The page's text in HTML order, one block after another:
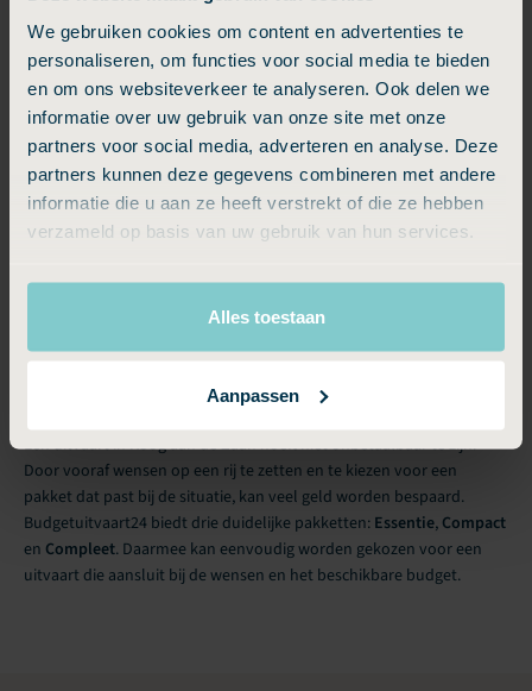
We gebruiken cookies om content en advertenties te
personaliseren, om functies voor social media te bieden
en om ons websiteverkeer te analyseren. Ook delen we
informatie over uw gebruik van onze site met onze
partners voor social media, adverteren en analyse. Deze
partners kunnen deze gegevens combineren met andere
informatie die u aan ze heeft verstrekt of die ze hebben
verzameld op basis van uw gebruik van hun services.
Alles toestaan
Aanpassen
Ron
Prima
Prima
Jan
Schrijf een beoordeling Bekijk alle
Een uitvaart in Koog aan de Zaan hoeft niet onbetaalbaar te zijn.
Door vooraf wensen op een rij te zetten en te kiezen voor een
pakket dat past bij de situatie, kan veel geld worden bespaard.
Budgetuitvaart24 biedt drie duidelijke pakketten: Essentie, Compact
en Compleet. Daarmee kan eenvoudig worden gekozen voor een
uitvaart die aansluit bij de wensen en het beschikbare budget.